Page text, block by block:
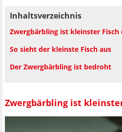
Inhaltsverzeichnis
Zwergbärbling ist kleinster Fisch
So sieht der kleinste Fisch aus
Der Zwergbärbling ist bedroht
Zwergbärbling ist